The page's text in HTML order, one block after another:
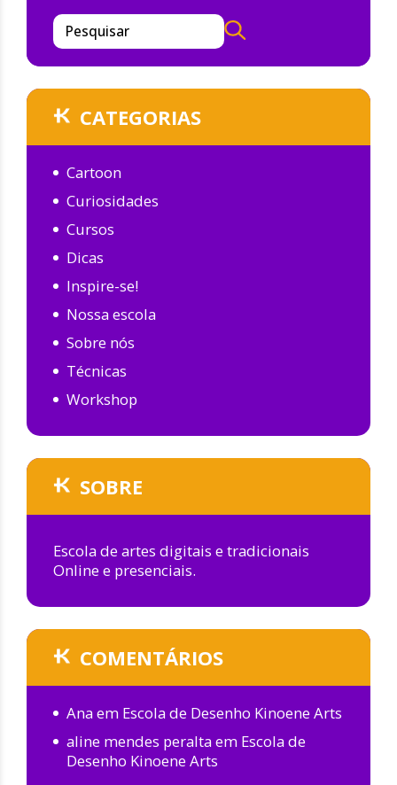
Pesquisar
CATEGORIAS
Cartoon
Curiosidades
Cursos
Dicas
Inspire-se!
Nossa escola
Sobre nós
Técnicas
Workshop
SOBRE
Escola de artes digitais e tradicionais
Online e presenciais.
COMENTÁRIOS
Anaem Escola de Desenho Kinoene Arts
aline mendes peraltaem Escola de
Desenho Kinoene Arts